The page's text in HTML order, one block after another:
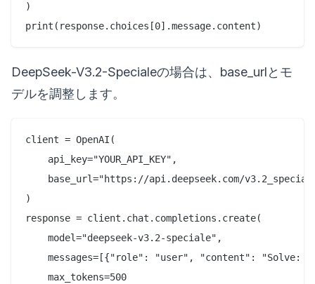
)
DeepSeek-V3.2-Specialeの場合は、base_urlとモ
デルを調整します。
client = OpenAI(
    api_key="YOUR_API_KEY",
base_url="https://api.deepseek.com/
)
response = client.chat.completions.create(
    model="deepseek-v3.2-speciale",
messages=[{"role": "user", "content": "Solve:
    max_tokens=500